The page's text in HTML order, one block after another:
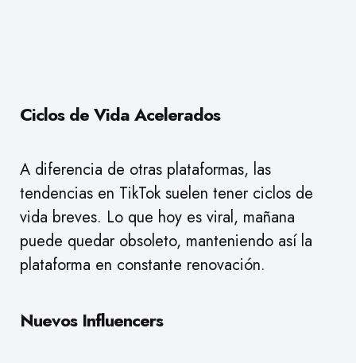
Ciclos de Vida Acelerados
A diferencia de otras plataformas, las
tendencias en TikTok suelen tener ciclos de
vida breves. Lo que hoy es viral, mañana
puede quedar obsoleto, manteniendo así la
plataforma en constante renovación.
Nuevos Influencers